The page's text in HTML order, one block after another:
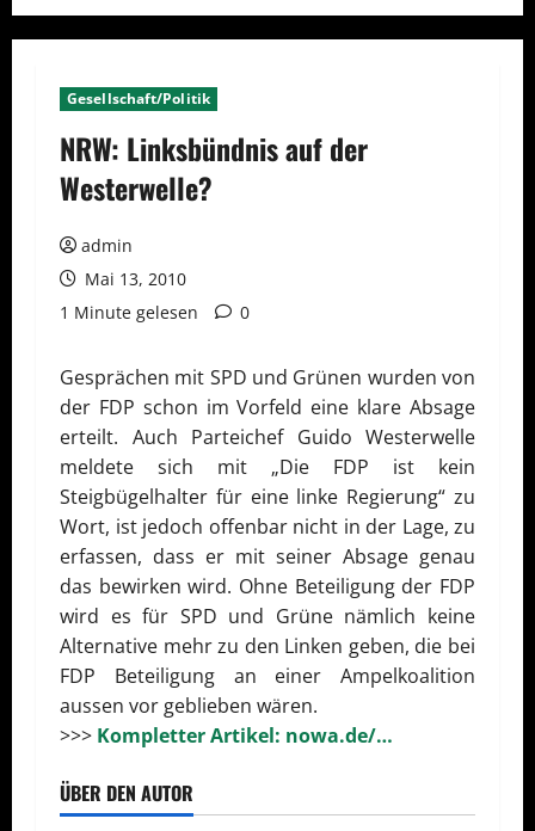
Gesellschaft/Politik
NRW: Linksbündnis auf der
Westerwelle?
admin
Mai 13, 2010
1 Minute gelesen
0
Gesprächen mit SPD und Grünen wurden von
der FDP schon im Vorfeld eine klare Absage
erteilt. Auch Parteichef Guido Westerwelle
meldete sich mit „Die FDP ist kein
Steigbügelhalter für eine linke Regierung“ zu
Wort, ist jedoch offenbar nicht in der Lage, zu
erfassen, dass er mit seiner Absage genau
das bewirken wird. Ohne Beteiligung der FDP
wird es für SPD und Grüne nämlich keine
Alternative mehr zu den Linken geben, die bei
FDP Beteiligung an einer Ampelkoalition
aussen vor geblieben wären.
>>> Kompletter Artikel: nowa.de/…
ÜBER DEN AUTOR